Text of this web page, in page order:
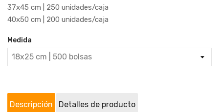
37x45 cm | 250 unidades/caja
40x50 cm | 200 unidades/caja
Medida
Descripción Detalles de producto